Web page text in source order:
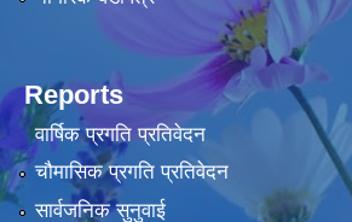
Reports
वार्षिक प्रगति प्रतिवेदन
चौमासिक प्रगति प्रतिवेदन
सार्वजनिक सुनुवाई